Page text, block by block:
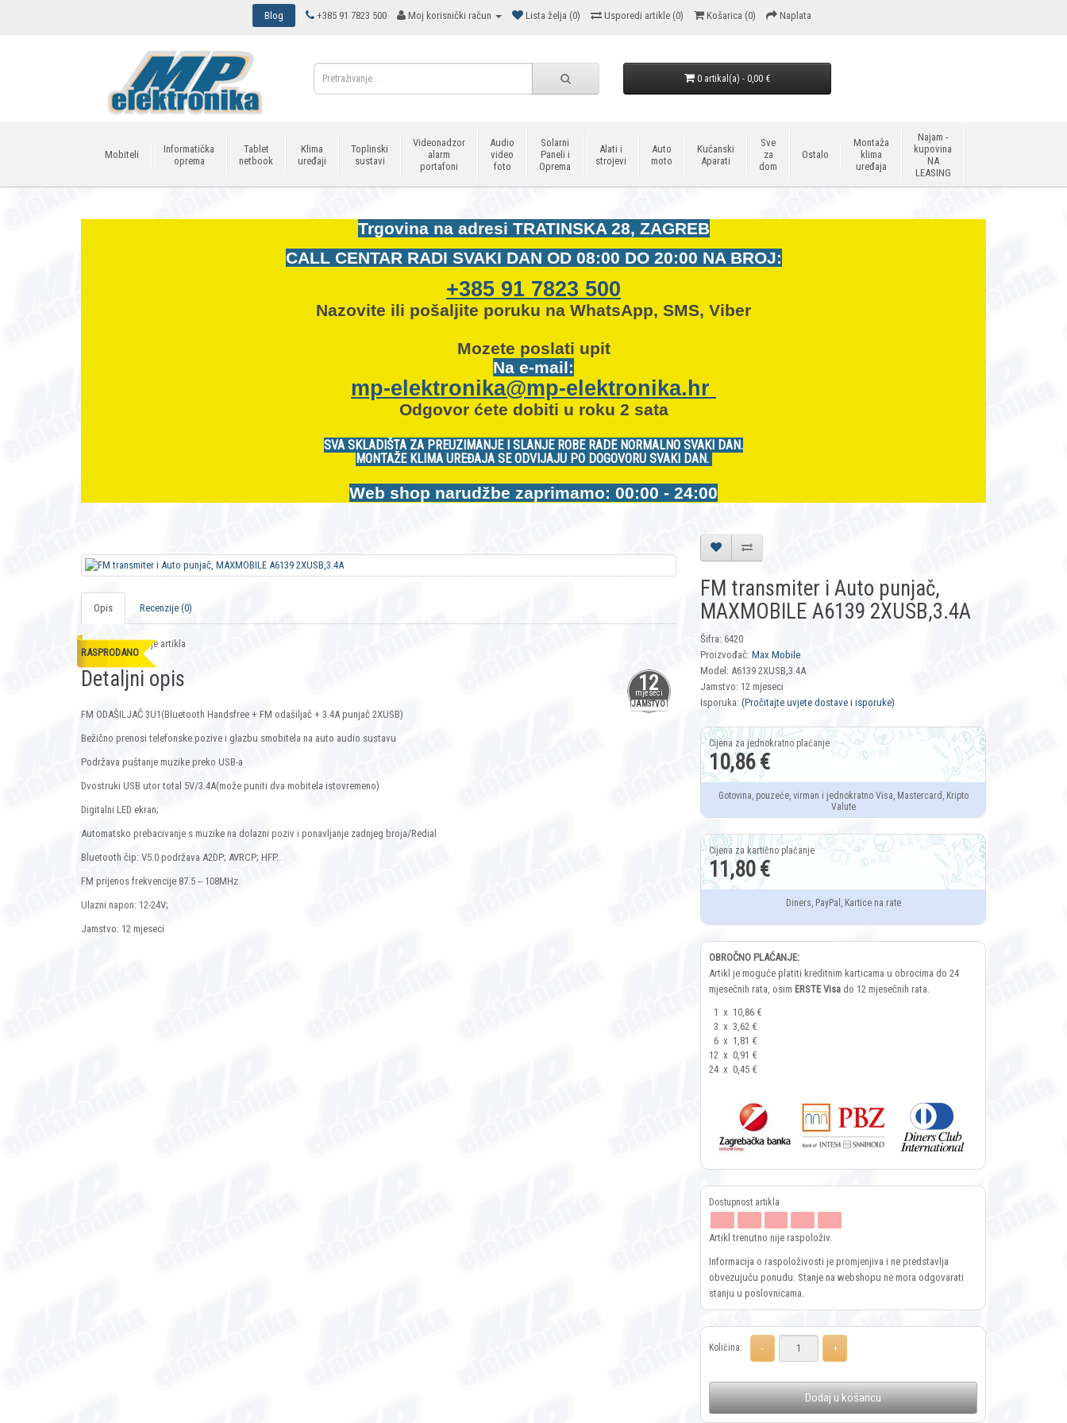
Blog +385 91 7823 500 Moj korisnički račun Lista želja (0) Usporedi artikle (0) Košarica (0) Naplata
0 artikal(a) - 0,00 €
Mobiteli
Informatička
oprema
Tablet
netbook
Klima
uređaji
Toplinski
sustavi
Videonadzor
alarm
portafoni
Audio
video
foto
Solarni
Paneli i
Oprema
Alati i
strojevi
Auto
moto
Kućanski
Aparati
Sve
za
dom
Ostalo
Montaža
klima
uređaja
Najam -
kupovina
NA
LEASING
Trgovina na adresi TRATINSKA 28, ZAGREB
CALL CENTAR RADI SVAKI DAN OD 08:00 DO 20:00 NA BROJ:
+385 91 7823 500
Nazovite ili pošaljite poruku na WhatsApp, SMS, Viber
Mozete poslati upit
Na e-mail:
mp-elektronika@mp-elektronika.hr
Odgovor ćete dobiti u roku 2 sata
SVA SKLADIŠTA ZA PREUZIMANJE I SLANJE ROBE RADE NORMALNO SVAKI DAN.
MONTAŽE KLIMA UREĐAJA SE ODVIJAJU PO DOGOVORU SVAKI DAN.
Web shop narudžbe zaprimamo: 00:00 - 24:00
12
mjeseci
JAMSTVO
RASPRODANO
Opis Recenzije (0)
Opis i specifikacije artikla
Detaljni opis
FM ODAŠILJAČ 3U1(Bluetooth Handsfree + FM odašiljač + 3.4A punjač 2XUSB)
Bežično prenosi telefonske pozive i glazbu smobitela na auto audio sustavu
Podržava puštanje muzike preko USB-a
Dvostruki USB utor total 5V/3.4A(može puniti dva mobitela istovremeno)
Digitalni LED ekran;
Automatsko prebacivanje s muzike na dolazni poziv i ponavljanje zadnjeg broja/Redial
Bluetooth čip: V5.0 podržava A2DP; AVRCP; HFP..
FM prijenos frekvencije 87.5 -- 108MHz
Ulazni napon: 12-24V;
Jamstvo: 12 mjeseci
FM transmiter i Auto punjač,
MAXMOBILE A6139 2XUSB,3.4A
Šifra: 6420
Proizvođač: Max Mobile
Model: A6139 2XUSB,3.4A
Jamstvo: 12 mjeseci
Isporuka: (Pročitajte uvjete dostave i isporuke)
10,86 €
Gotovina, pouzeće, virman i jednokratno Visa, Mastercard, Kripto
Valute
11,80 €
Diners, PayPal, Kartice na rate
OBROČNO PLAĆANJE:
Artikl je moguće platiti kreditnim karticama u obrocima do 24
mjesečnih rata, osim ERSTE Visa do 12 mjesečnih rata.
1 x 10,86 €
3 x 3,62 €
6 x 1,81 €
12 x 0,91 €
24 x 0,45 €
Artikl trenutno nije raspoloživ.
Informacija o raspoloživosti je promjenjiva i ne predstavlja
obvezujuću ponudu. Stanje na webshopu ne mora odgovarati
stanju u poslovnicama.
Količina:
Dodaj u košaricu